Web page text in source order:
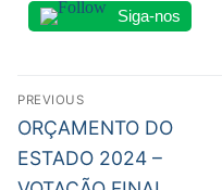
Siga-nos
Navegação
de
artigos
PREVIOUS
Previous
post:
ORÇAMENTO DO
ESTADO 2024 –